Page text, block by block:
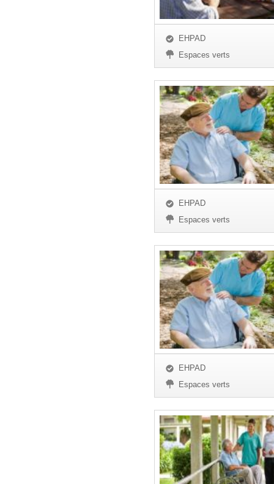
EHPAD
Espaces verts
EHPAD
Espaces verts
EHPAD
Espaces verts